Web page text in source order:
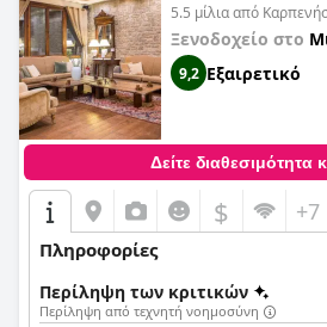
5.5 μίλια από
Ξενοδοχείο στο
9,2 Εξαιρετικό
Δείτε διαθεσιμότητα
$ +7
Πληροφορίες
Περίληψη των κριτικών
Περίληψη από τεχνητή νοημοσύνη